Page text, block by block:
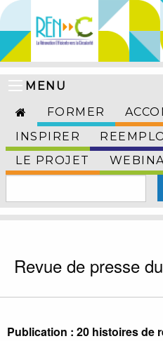
MENU
FORMER
INSPIRER
LE PROJET
Revue de presse
Publication : 20 histoires de